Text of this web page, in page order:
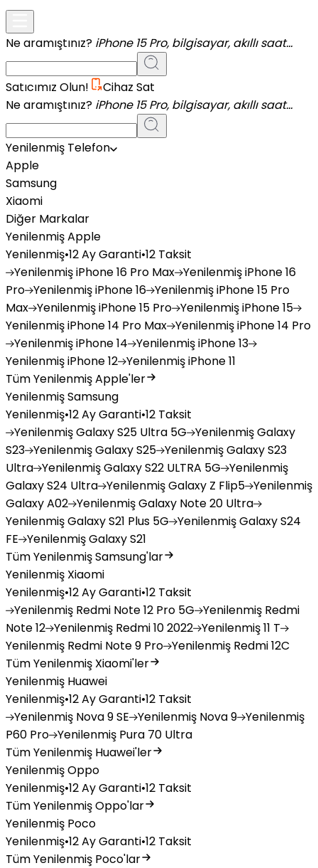
Ne aramıştınız? iPhone 15 Pro, bilgisayar, akıllı saat...
Satıcımız Olun!
Cihaz Sat
Ne aramıştınız? iPhone 15 Pro, bilgisayar, akıllı saat...
Yenilenmiş Telefon
Apple
Samsung
Xiaomi
Diğer Markalar
Yenilenmiş Apple
Yenilenmiş•12 Ay Garanti•12 Taksit
YenilenmişiPhone 16 Pro Max YenilenmişiPhone 16
Pro YenilenmişiPhone 16 YenilenmişiPhone 15 Pro
Max YenilenmişiPhone 15 Pro YenilenmişiPhone 15
YenilenmişiPhone 14 Pro Max YenilenmişiPhone 14 Pro
YenilenmişiPhone 14 YenilenmişiPhone 13
YenilenmişiPhone 12 YenilenmişiPhone 11
Tüm Yenilenmiş Apple'ler
Yenilenmiş Samsung
Yenilenmiş•12 Ay Garanti•12 Taksit
YenilenmişGalaxy S25 Ultra 5G YenilenmişGalaxy
S23 YenilenmişGalaxy S25 YenilenmişGalaxy S23
Ultra YenilenmişGalaxy S22 ULTRA 5G Yenilenmiş
Galaxy S24 Ultra YenilenmişGalaxy Z Flip5 Yenilenmiş
Galaxy A02 YenilenmişGalaxy Note 20 Ultra
YenilenmişGalaxy S21 Plus 5G YenilenmişGalaxy S24
FE YenilenmişGalaxy S21
Tüm Yenilenmiş Samsung'lar
Yenilenmiş Xiaomi
Yenilenmiş•12 Ay Garanti•12 Taksit
Yenilenmiş Redmi Note 12 Pro 5G Yenilenmiş Redmi
Note 12 Yenilenmiş Redmi 10 2022 Yenilenmiş11 T
Yenilenmiş Redmi Note 9 Pro Yenilenmiş Redmi 12C
Tüm Yenilenmiş Xiaomi'ler
Yenilenmiş Huawei
Yenilenmiş•12 Ay Garanti•12 Taksit
Yenilenmiş Nova 9 SE Yenilenmiş Nova 9 Yenilenmiş
P60 Pro Yenilenmiş Pura 70 Ultra
Tüm Yenilenmiş Huawei'ler
Yenilenmiş Oppo
Yenilenmiş•12 Ay Garanti•12 Taksit
Tüm Yenilenmiş Oppo'lar
Yenilenmiş Poco
Yenilenmiş•12 Ay Garanti•12 Taksit
Tüm Yenilenmiş Poco'lar